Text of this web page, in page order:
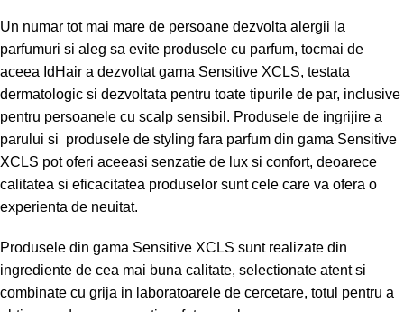
Un numar tot mai mare de persoane dezvolta alergii la
parfumuri si aleg sa evite produsele cu parfum, tocmai de
aceea IdHair a dezvoltat gama Sensitive XCLS, testata
dermatologic si dezvoltata pentru toate tipurile de par, inclusive
pentru persoanele cu scalp sensibil. Produsele de ingrijire a
parului si produsele de styling fara parfum din gama Sensitive
XCLS pot oferi aceeasi senzatie de lux si confort, deoarece
calitatea si eficacitatea produselor sunt cele care va ofera o
experienta de neuitat.
Produsele din gama Sensitive XCLS sunt realizate din
ingrediente de cea mai buna calitate, selectionate atent si
combinate cu grija in laboratoarele de cercetare, totul pentru a